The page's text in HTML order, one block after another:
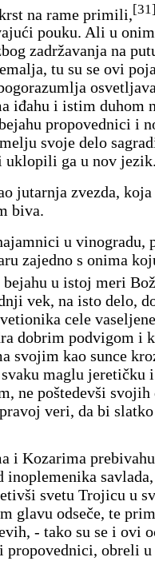
na rame primili,
pouku. Ali u
zadržavanja na
tu su se ovi
iđahu i istim duhom
propovednici i
svoje delo
ga u nov
jutarnja zvezda,
biva.
u vinogradu,
zajedno s onima
u istoj meri
vek, na isto delo,
cele
dobrim podvigom i
svojim kao sunce
maglu jeretičku i
ne poštedevši svojih
veri, da bi
i Kozarima
inoplemenika
svetu Trojicu u
glavu odseče, te
- tako su se i ovi
propovednici, obreli u